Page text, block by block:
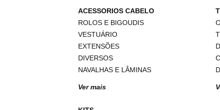
ACESSORIOS CABELO
ROLOS E BIGOUDIS
VESTUÁRIO
EXTENSÕES
DIVERSOS
NAVALHAS E LÂMINAS
Ver mais